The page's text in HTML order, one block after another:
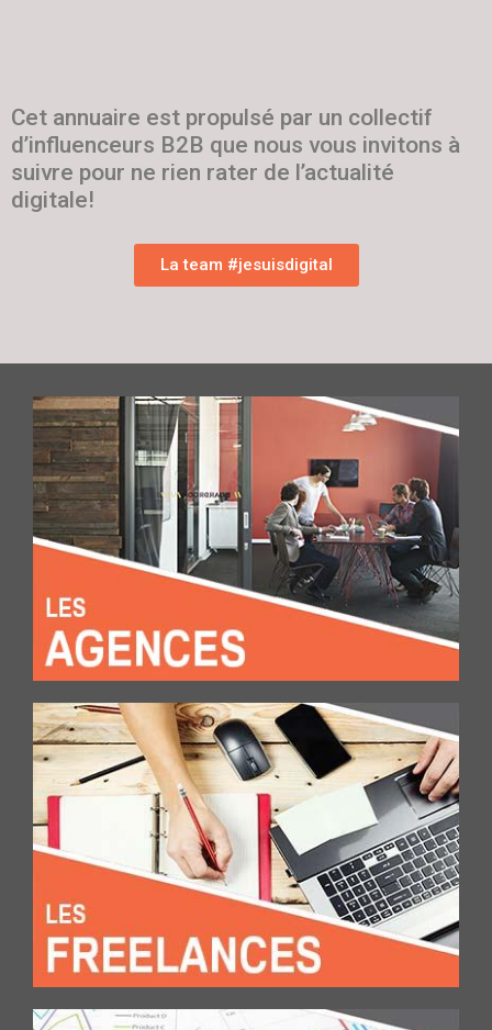
Cet annuaire est propulsé par un collectif
d’influenceurs B2B que nous vous invitons à
suivre pour ne rien rater de l’actualité
digitale!
La team #jesuisdigital